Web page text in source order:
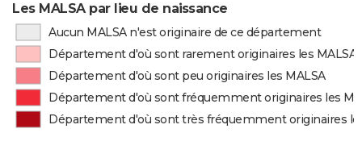
Les MALSA par lieu de naissance
Aucun MALSA n'est originaire de ce département
Département d'où sont rarement originaires les MALSA
Département d'où sont peu originaires les MALSA
Département d'où sont fréquemment originaires les
Département d'où sont très fréquemment originaires